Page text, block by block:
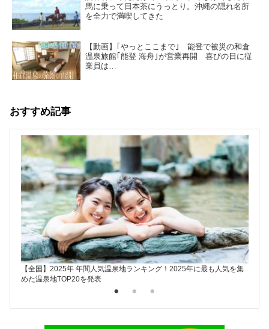
馬に乗って日本茶にうっとり。沖縄の隠れ名所
を全力で満喫してきた
【動画】｢やっとここまで｣ 能登で被災の和倉
温泉旅館｢能登 海舟｣が営業再開 喜びの日に従
業員は…
おすすめ記事
【全国】2025年 年間人気温泉地ランキング！2025年に最も人気を集
めた温泉地TOP20を発表